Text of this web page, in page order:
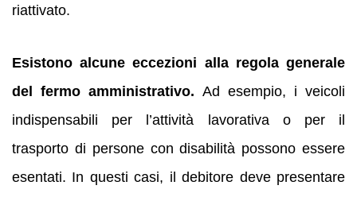
riattivato.
Esistono alcune eccezioni alla regola generale
del fermo amministrativo. Ad esempio, i veicoli
indispensabili per l’attività lavorativa o per il
trasporto di persone con disabilità possono essere
esentati. In questi casi, il debitore deve presentare